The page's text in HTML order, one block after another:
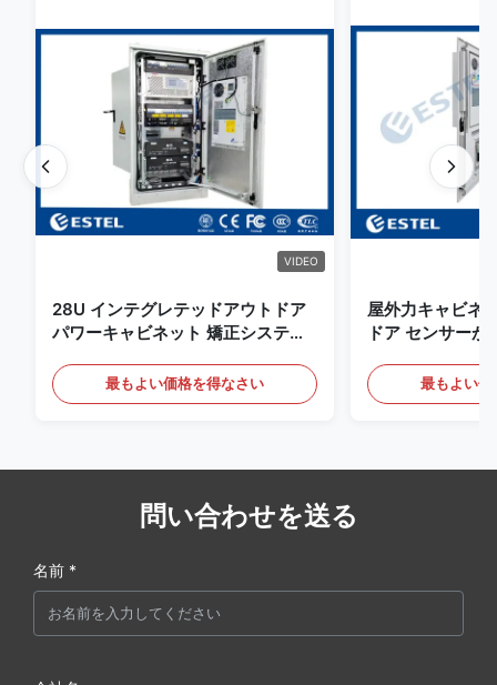
VIDEO
28U インテグレテッドアウトドア
パワーキャビネット 矯正システム
最もよい価格を得なさい
屋外力キャビネ
ドア センサー
最もよい価
問い合わせを送る
名前 *